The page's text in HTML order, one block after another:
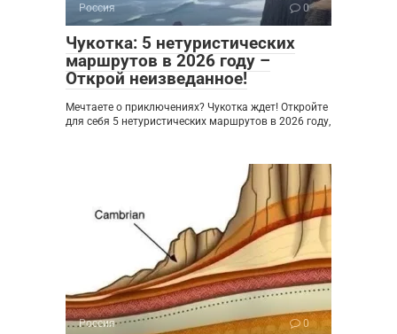
Россия 0
Чукотка: 5 нетуристических
маршрутов в 2026 году –
Открой неизведанное!
Мечтаете о приключениях? Чукотка ждет! Откройте
для себя 5 нетуристических маршрутов в 2026 году,
Россия 0